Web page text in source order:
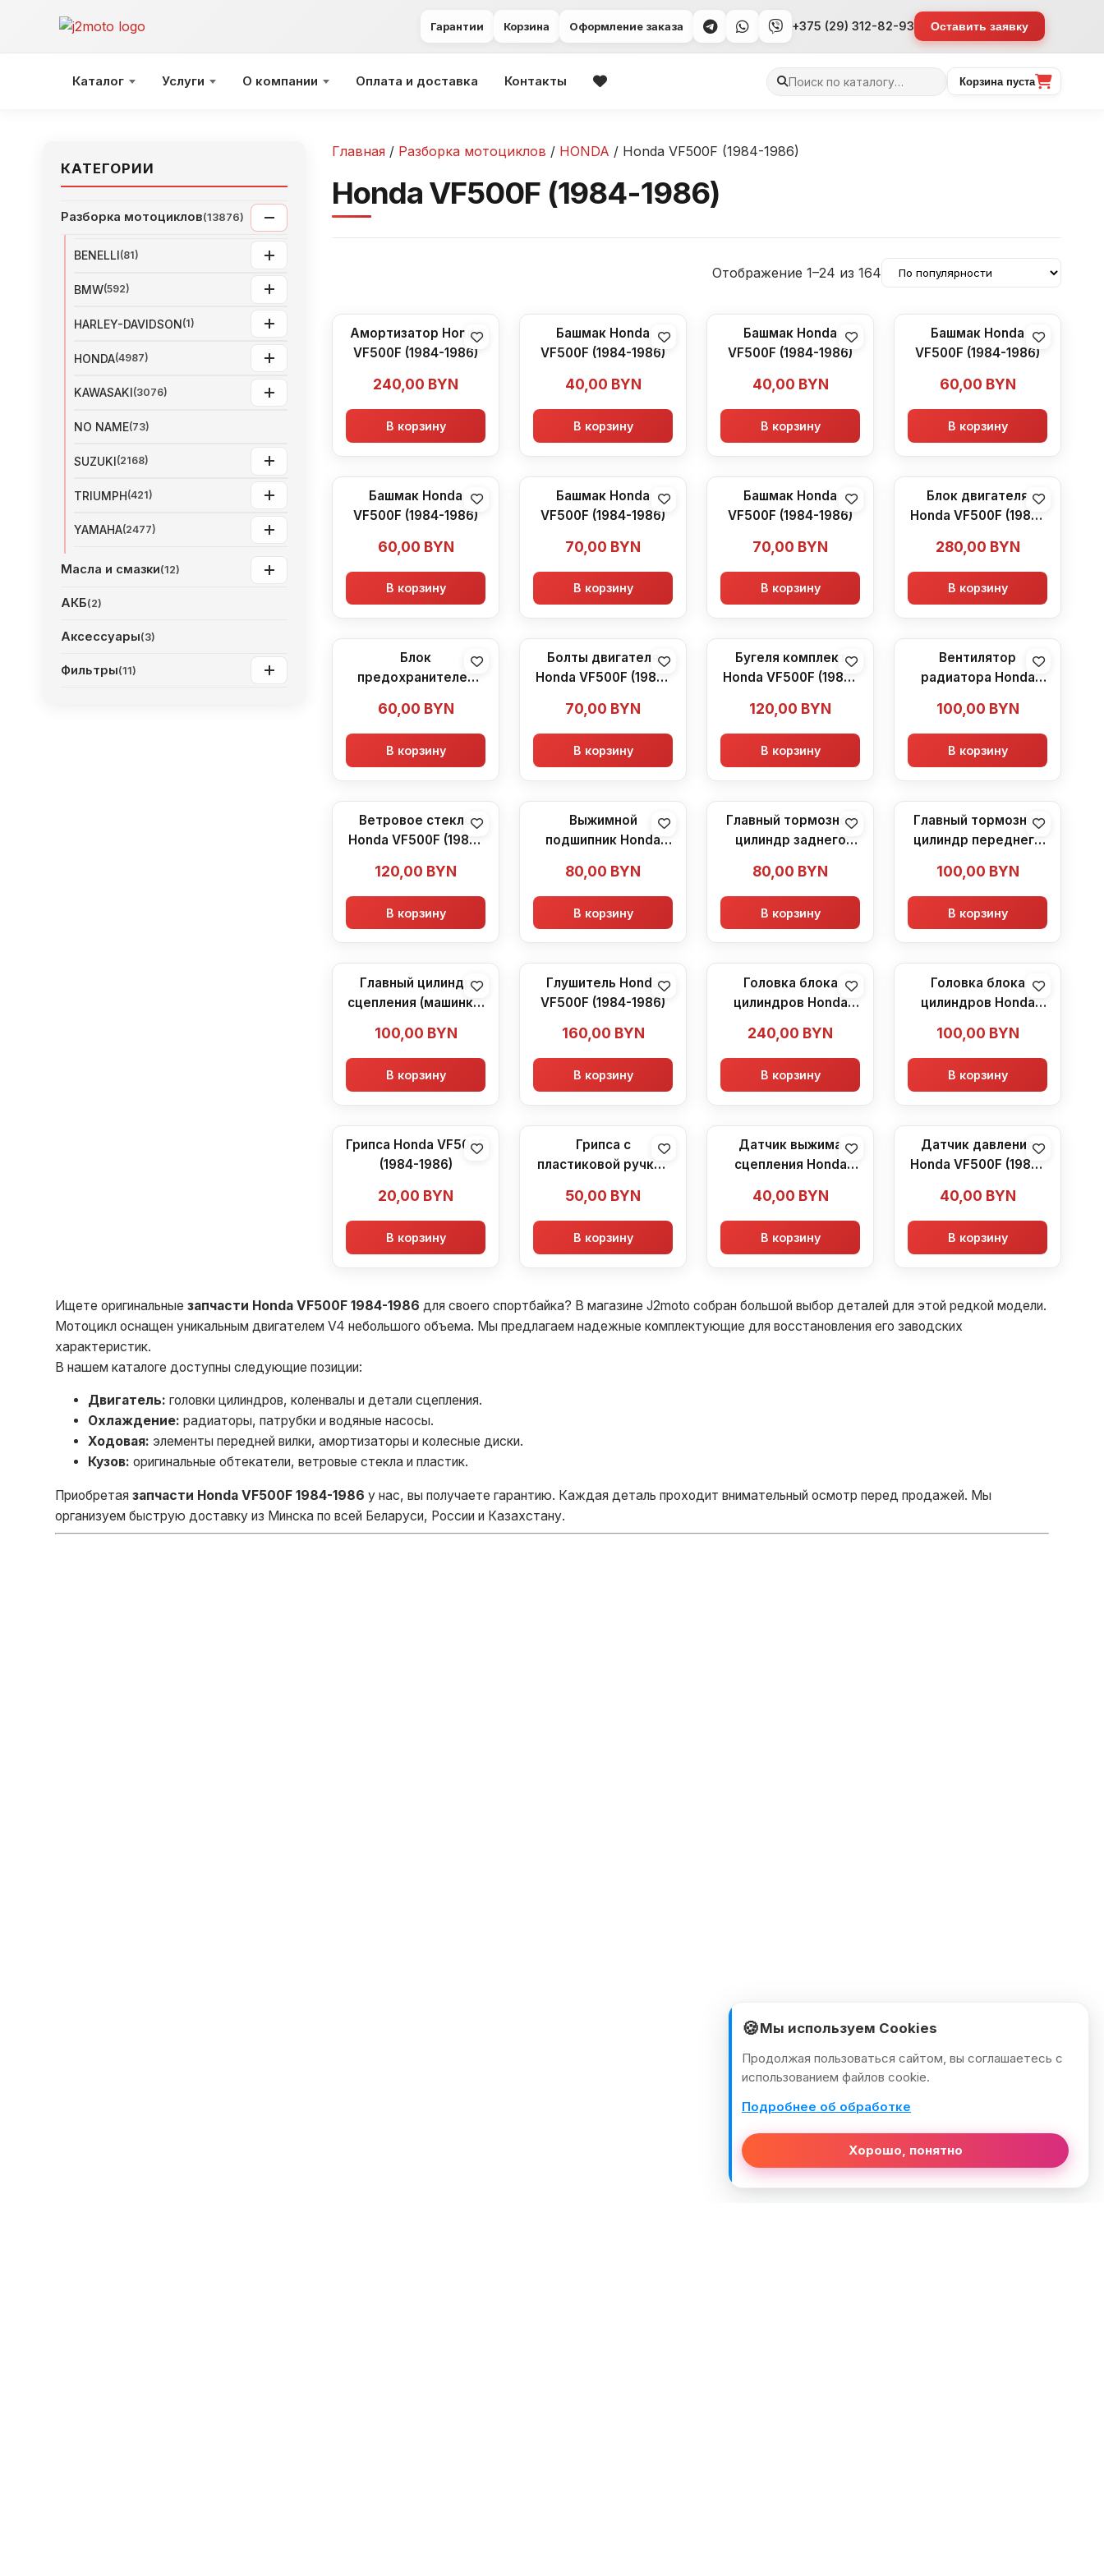
Гарантии Корзина Оформление заказа +375 (29) 312-82-93 Оставить заявку
Каталог Услуги О компании Оплата и доставка Контакты
Поиск
Корзина пуста
Главная / Разборка мотоциклов / HONDA / Honda VF500F (1984-1986)
Honda VF500F (1984-1986)
Отображение 1–24 из 164
Амортизатор Honda
VF500F (1984-1986)
240,00 BYN
В корзину
Башмак Honda
VF500F (1984-1986)
40,00 BYN
В корзину
Башмак Honda
VF500F (1984-1986)
40,00 BYN
В корзину
Башмак Honda
VF500F (1984-1986)
60,00 BYN
В корзину
Башмак Honda
VF500F (1984-1986)
60,00 BYN
В корзину
Башмак Honda
VF500F (1984-1986)
70,00 BYN
В корзину
Башмак Honda
VF500F (1984-1986)
70,00 BYN
В корзину
Блок двигателя
Honda VF500F (1984-
280,00 BYN
В корзину
Блок
предохранителей
1986)
60,00 BYN
В корзину
Болты двигателя
Honda VF500F (1984-
70,00 BYN
В корзину
Бугеля комплект
Honda VF500F (1984-
120,00 BYN
В корзину
Вентилятор
радиатора Honda
100,00 BYN
В корзину
Ветровое стекло
Honda VF500F (1984-
120,00 BYN
В корзину
Выжимной
подшипник Honda
80,00 BYN
В корзину
Главный тормозной
цилиндр заднего
Honda VF500F (1984-
1986)
80,00 BYN
В корзину
Главный тормозной
цилиндр переднего
Honda VF500F (1984-
1986)
100,00 BYN
В корзину
Главный цилиндр
сцепления (машинка)
1986)
100,00 BYN
В корзину
Глушитель Honda
VF500F (1984-1986)
160,00 BYN
В корзину
Головка блока
цилиндров Honda
240,00 BYN
В корзину
Головка блока
цилиндров Honda
100,00 BYN
В корзину
Грипса Honda VF500F
(1984-1986)
20,00 BYN
В корзину
Грипса с
пластиковой ручкой
1986)
50,00 BYN
В корзину
Датчик выжима
сцепления Honda
40,00 BYN
В корзину
Датчик давления
Honda VF500F (1984-
40,00 BYN
В корзину
КАТЕГОРИИ
Разборка мотоциклов(13876)
BENELLI(81)
BMW(592)
HARLEY-DAVIDSON(1)
HONDA(4987)
KAWASAKI(3076)
NO NAME(73)
SUZUKI(2168)
TRIUMPH(421)
YAMAHA(2477)
Масла и смазки(12)
АКБ(2)
Аксессуары(3)
Фильтры(11)
Ищете оригинальные запчасти Honda VF500F 1984-1986 для своего спортбайка? В магазине J2moto собран большой выбор деталей для этой редкой модели.
Мотоцикл оснащен уникальным двигателем V4 небольшого объема. Мы предлагаем надежные комплектующие для восстановления его заводских
характеристик.
В нашем каталоге доступны следующие позиции:
Двигатель: головки цилиндров, коленвалы и детали сцепления.
Охлаждение: радиаторы, патрубки и водяные насосы.
Ходовая: элементы передней вилки, амортизаторы и колесные диски.
Кузов: оригинальные обтекатели, ветровые стекла и пластик.
Приобретая запчасти Honda VF500F 1984-1986 у нас, вы получаете гарантию. Каждая деталь проходит внимательный осмотр перед продажей. Мы
организуем быструю доставку из Минска по всей Беларуси, России и Казахстану.
🍪Мы используем Cookies
Продолжая пользоваться сайтом, вы соглашаетесь с
использованием файлов cookie.
Подробнее об обработке
Хорошо, понятно